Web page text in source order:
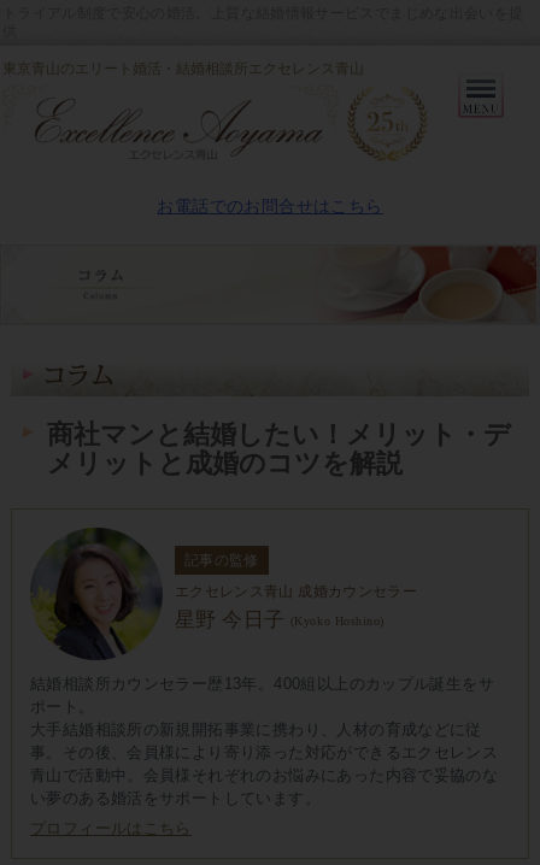
東京青山のエリート婚活・結婚相談所エクセレンス青山
お電話でのお問合せはこちら
商社マンと結婚したい！メリット・デ
メリットと成婚のコツを解説
記事の監修
エクセレンス青山 成婚カウンセラー
星野 今日子 (Kyoko Hoshino)
結婚相談所カウンセラー歴13年。400組以上のカップル誕生をサ
ポート。
大手結婚相談所の新規開拓事業に携わり、人材の育成などに従
事。その後、会員様により寄り添った対応ができるエクセレンス
青山で活動中。会員様それぞれのお悩みにあった内容で妥協のな
い夢のある婚活をサポートしています。
プロフィールはこちら